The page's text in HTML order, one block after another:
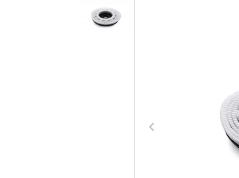
Précédent
keyboard_arrow_left